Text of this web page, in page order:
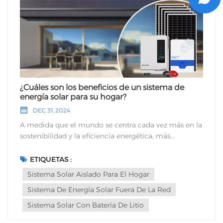
¿Cuáles son los beneficios de un sistema de
energía solar para su hogar?
DEC 31, 2024
A medida que el mundo se centra cada vez más en la
sostenibilidad y la eficiencia energética, más
energía solar para satisfacer sus necesidades
energéticas. Un sistema de energía solar puede
ayudarle a reducir sus facturas de electricidad,
aumentar su independencia energética y disminuir su
impacto ambiental. Independencia energética con
un sistema solar aislado para el hogar.Uno de los
ETIQUETAS :
Sistema Solar Aislado Para El Hogar
Sistema De Energía Solar Fuera De La Red
Sistema Solar Con Batería De Litio